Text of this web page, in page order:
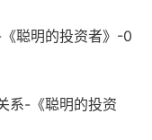
聪明的投资者》-0
系-《聪明的投资